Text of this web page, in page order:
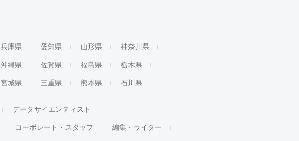
兵庫県 愛知県 山形県 神奈川県
沖縄県 佐賀県 福島県 栃木県
宮城県 三重県 熊本県 石川県
データサイエンティスト
コーポレート・スタッフ 編集・ライター